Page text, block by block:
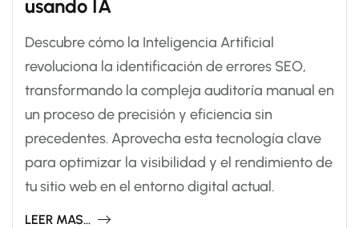
usando IA
Descubre cómo la Inteligencia Artificial
revoluciona la identificación de errores SEO,
transformando la compleja auditoría manual en
un proceso de precisión y eficiencia sin
precedentes. Aprovecha esta tecnología clave
para optimizar la visibilidad y el rendimiento de
tu sitio web en el entorno digital actual.
LEER MAS...